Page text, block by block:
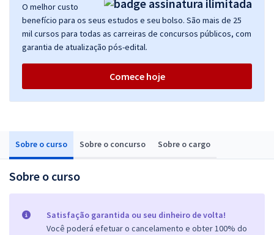
Sobre o curso Sobre o concurso Sobre o cargo
Sobre o curso
Satisfação garantida ou seu dinheiro de volta!
Você poderá efetuar o cancelamento e obter 100% do
O melhor custo
benefício para os seus estudos e seu bolso. São mais de 25
mil cursos para todas as carreiras de concursos públicos, com
garantia de atualização pós-edital.
Comece hoje